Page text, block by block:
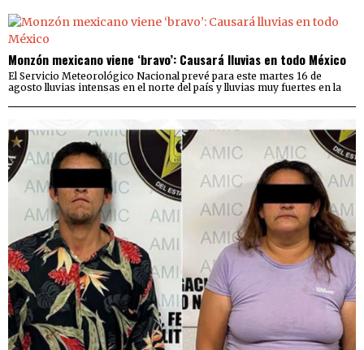
Monzón mexicano viene ‘bravo’: Causará lluvias en todo México
El Servicio Meteorológico Nacional prevé para este martes 16 de
agosto lluvias intensas en el norte del país y lluvias muy fuertes en la